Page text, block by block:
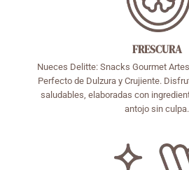
FRESCURA
Nueces Delitte: Snacks Gourmet
Perfecto de Dulzura y Crujiente.
saludables, elaboradas con
antojo sin culpa.